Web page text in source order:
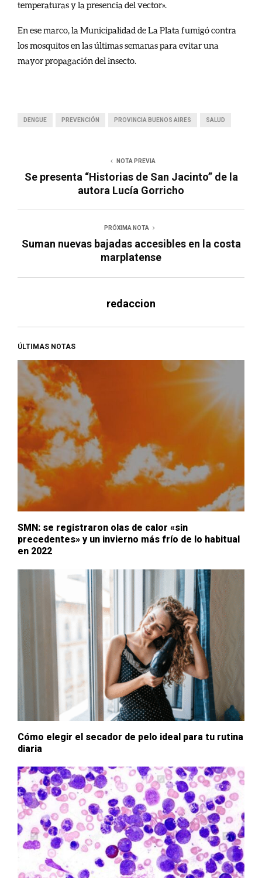
temperaturas y la presencia del vector».
En ese marco, la Municipalidad de La Plata fumigó contra
los mosquitos en las últimas semanas para evitar una
mayor propagación del insecto.
DENGUE PREVENCIÓN PROVINCIA BUENOS AIRES SALUD
NOTA PREVIA
Se presenta “Historias de San Jacinto” de la
autora Lucía Gorricho
PRÓXIMA NOTA
Suman nuevas bajadas accesibles en la costa
marplatense
redaccion
ÚLTIMAS NOTAS
SMN: se registraron olas de calor «sin
precedentes» y un invierno más frío de lo habitual
en 2022
Cómo elegir el secador de pelo ideal para tu rutina
diaria